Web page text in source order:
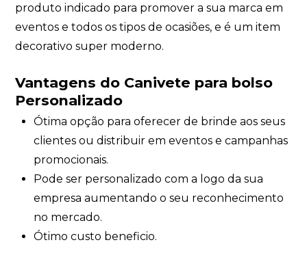
produto indicado para promover a sua marca em
eventos e todos os tipos de ocasiões, e é um item
decorativo super moderno.
Vantagens do Canivete para bolso
Personalizado
Ótima opção para oferecer de brinde aos seus
clientes ou distribuir em eventos e campanhas
promocionais.
Pode ser personalizado com a logo da sua
empresa aumentando o seu reconhecimento
no mercado.
Ótimo custo beneficio.